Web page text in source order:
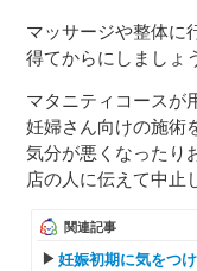
マッサージや整体に
得てからにしましょ
マタニティコースが
妊婦さん向けの施術
気分が悪くなったり
店の人に伝えて中止
関連記事
妊娠初期に気をつ